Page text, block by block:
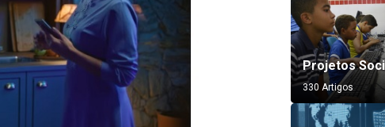
Projetos
330 Artigos